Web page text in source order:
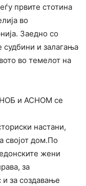
првите стотина
во
Заедно со
судбини и залагања
во темелот на
НОБ и АСНОМ се
настани,
својот дом.По
жени
за
и за создавање